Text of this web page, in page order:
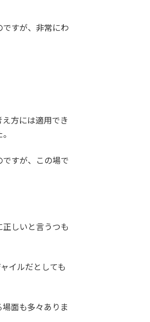
すが、非常にわ
方には適用でき
すが、この場で
しいと言うつも
イルだとしても
面も多々ありま